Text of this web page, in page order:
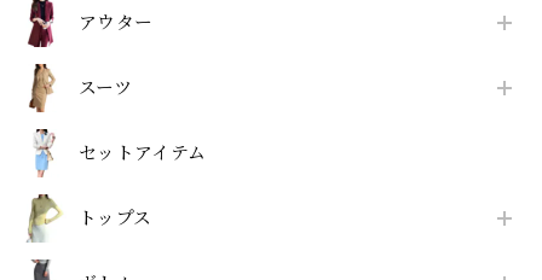
アウター
スーツ
セットアイテム
トップス